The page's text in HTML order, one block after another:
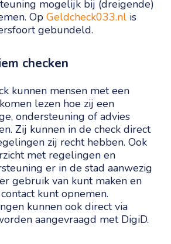
mogelijk bij (dreigende)
Op Geldcheck033.nl is
gebundeld.
checken
kunnen mensen met een
lezen hoe zij een
ondersteuning of advies
Zij kunnen in de check direct
zij recht hebben. Ook
met regelingen en
er in de stad aanwezig
gebruik van kunt maken en
kunt opnemen.
kunnen ook direct via
aangevraagd met DigiD.